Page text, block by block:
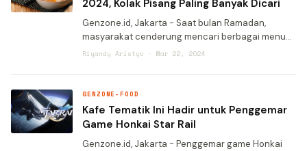
2024, Kolak Pisang Paling Banyak Dicari
Genzone.id, Jakarta - Saat bulan Ramadan,
masyarakat cenderung mencari berbagai menu
minuman manis untuk buka puasa. Tokopedia
buka puasa mengalami ken
Riyandy Aristyo · Mar 22, 2024
GENZONE-FOOD
Kafe Tematik Ini Hadir untuk Penggemar
Game Honkai Star Rail
Genzone.id, Jakarta - Penggemar game Honkai